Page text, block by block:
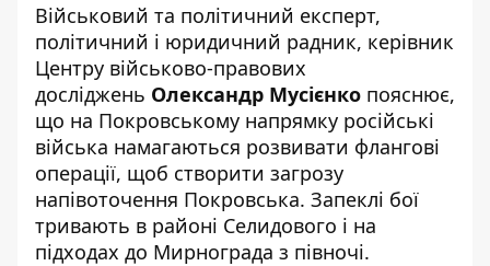
Військовий та політичний експерт,
політичний і юридичний радник, керівник
Центру військово-правових
досліджень Олександр Мусієнко пояснює,
що на Покровському напрямку російські
війська намагаються розвивати флангові
операції, щоб створити загрозу
напівоточення Покровська. Запеклі бої
тривають в районі Селидового і на
підходах до Мирнограда з півночі.